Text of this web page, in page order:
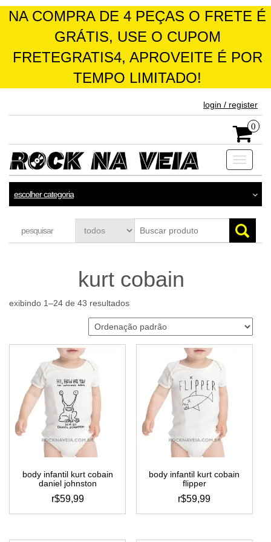
NA COMPRA DE 4 PEÇAS O FRETE É
GRÁTIS, USE O CUPOM
FRETEGRATIS4, APROVEITE É POR
TEMPO LIMITADO!
login / register
0
Toggle
escolher categoria
pesquisar
kurt cobain
exibindo 1–24 de 43 resultados
body infantil kurt cobain
daniel johnston
r$59,99
este
body infantil kurt cobain
flipper
r$59,99
este